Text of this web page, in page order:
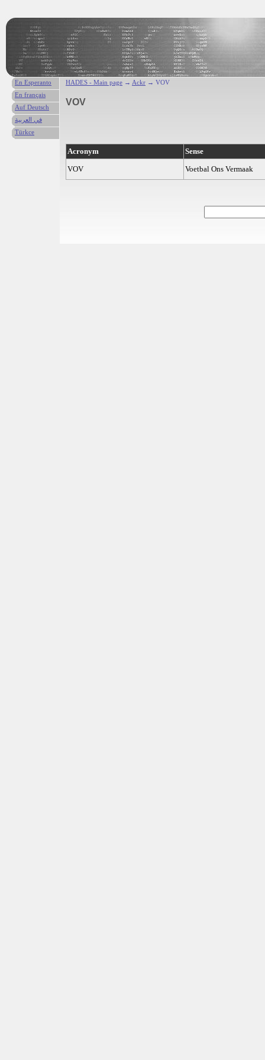
HADES - Main page → Ackr → VOV
VOV
Acronym
Sense
VOV
Voetbal Ons Vermaak
En Esperanto
En français
Auf Deutsch
في العربية
Türkce